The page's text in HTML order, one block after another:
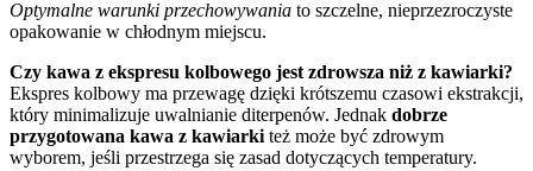
Optymalne warunki przechowywania to szczelne, nieprzezroczyste
opakowanie w chłodnym miejscu.
Czy kawa z ekspresu kolbowego jest zdrowsza niż z kawiarki?
Ekspres kolbowy ma przewagę dzięki krótszemu czasowi ekstrakcji,
który minimalizuje uwalnianie diterpenów. Jednak dobrze
przygotowana kawa z kawiarki też może być zdrowym
wyborem, jeśli przestrzega się zasad dotyczących temperatury.